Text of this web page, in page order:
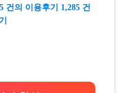
건의 이용후기 1,285 건